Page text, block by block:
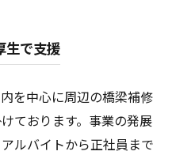
生で支援
を中心に周辺の橋梁補修
ております。事業の発展
ルバイトから正社員まで